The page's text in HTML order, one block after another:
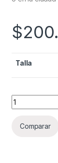
$
Talla
Casco
Comparar